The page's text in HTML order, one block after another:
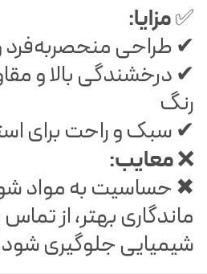
✅مزایا:
✔ طراحی
✔ درخشندگی بالا و
رنگ
✔ سبک و راحت برای
❌معایب:
✖ حساسیت به مواد
ماندگاری بهتر، از
شیمیایی جلوگیری